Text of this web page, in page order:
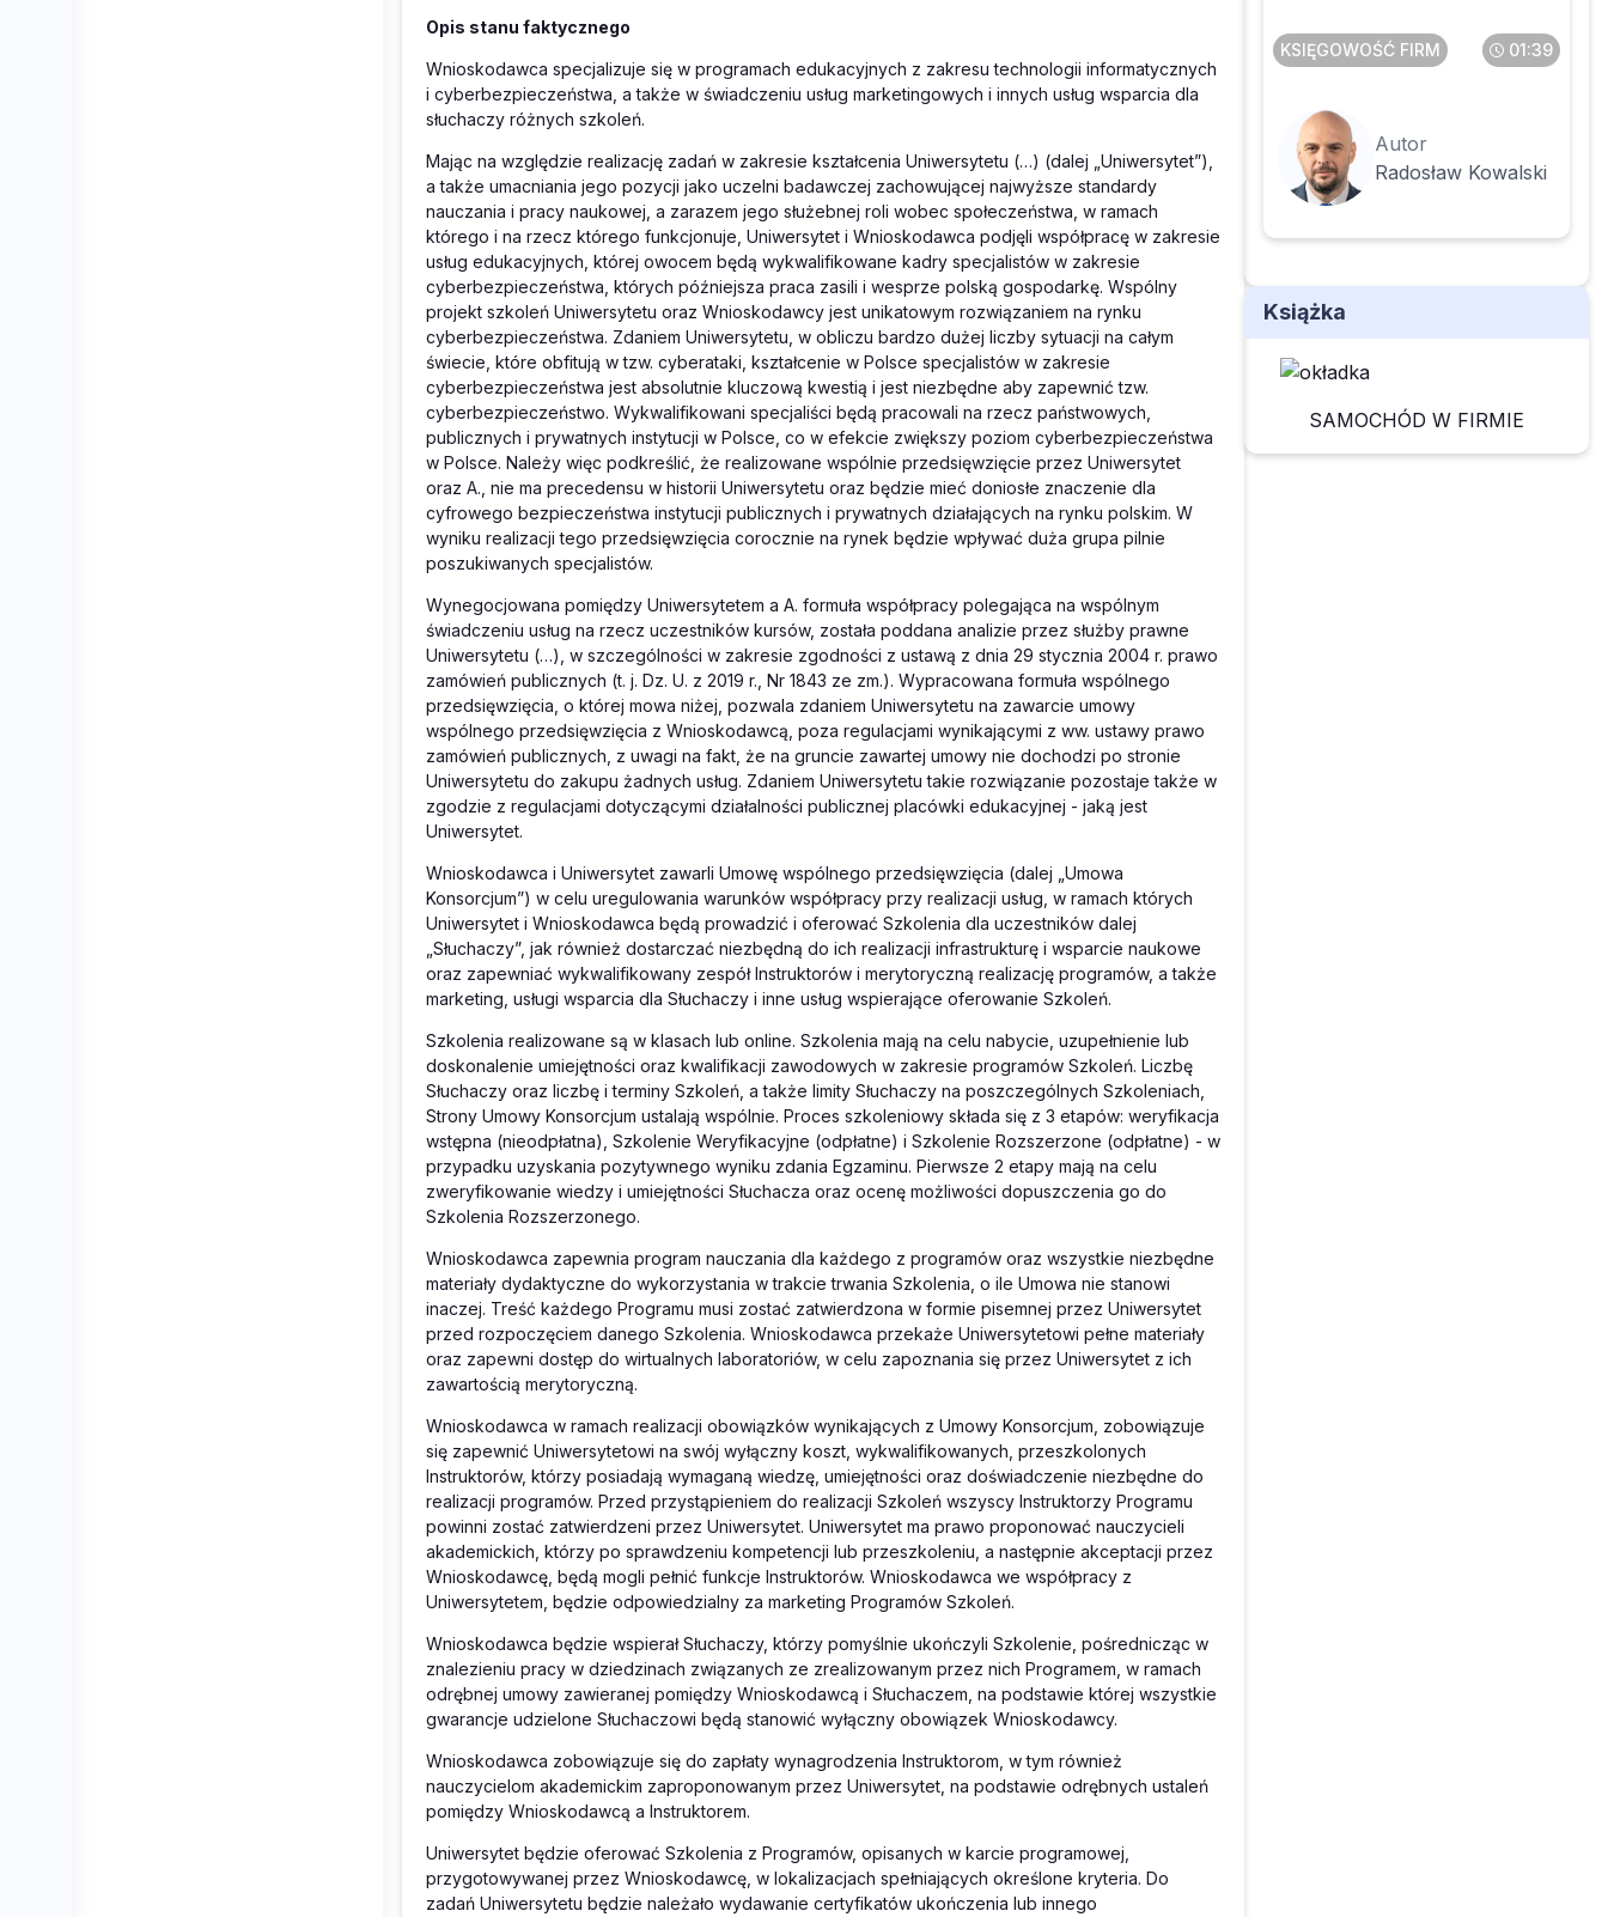
Opis stanu faktycznego
Wnioskodawca specjalizuje się w programach edukacyjnych z zakresu technologii informatycznych
i cyberbezpieczeństwa, a także w świadczeniu usług marketingowych i innych usług wsparcia dla
słuchaczy różnych szkoleń.
Mając na względzie realizację zadań w zakresie kształcenia Uniwersytetu (…) (dalej „Uniwersytet”),
a także umacniania jego pozycji jako uczelni badawczej zachowującej najwyższe standardy
nauczania i pracy naukowej, a zarazem jego służebnej roli wobec społeczeństwa, w ramach
którego i na rzecz którego funkcjonuje, Uniwersytet i Wnioskodawca podjęli współpracę w zakresie
usług edukacyjnych, której owocem będą wykwalifikowane kadry specjalistów w zakresie
cyberbezpieczeństwa, których późniejsza praca zasili i wesprze polską gospodarkę. Wspólny
projekt szkoleń Uniwersytetu oraz Wnioskodawcy jest unikatowym rozwiązaniem na rynku
cyberbezpieczeństwa. Zdaniem Uniwersytetu, w obliczu bardzo dużej liczby sytuacji na całym
świecie, które obfitują w tzw. cyberataki, kształcenie w Polsce specjalistów w zakresie
cyberbezpieczeństwa jest absolutnie kluczową kwestią i jest niezbędne aby zapewnić tzw.
cyberbezpieczeństwo. Wykwalifikowani specjaliści będą pracowali na rzecz państwowych,
publicznych i prywatnych instytucji w Polsce, co w efekcie zwiększy poziom cyberbezpieczeństwa
w Polsce. Należy więc podkreślić, że realizowane wspólnie przedsięwzięcie przez Uniwersytet
oraz A., nie ma precedensu w historii Uniwersytetu oraz będzie mieć doniosłe znaczenie dla
cyfrowego bezpieczeństwa instytucji publicznych i prywatnych działających na rynku polskim. W
wyniku realizacji tego przedsięwzięcia corocznie na rynek będzie wpływać duża grupa pilnie
poszukiwanych specjalistów.
Wynegocjowana pomiędzy Uniwersytetem a A. formuła współpracy polegająca na wspólnym
świadczeniu usług na rzecz uczestników kursów, została poddana analizie przez służby prawne
Uniwersytetu (…), w szczególności w zakresie zgodności z ustawą z dnia 29 stycznia 2004 r. prawo
zamówień publicznych (t. j. Dz. U. z 2019 r., Nr 1843 ze zm.). Wypracowana formuła wspólnego
przedsięwzięcia, o której mowa niżej, pozwala zdaniem Uniwersytetu na zawarcie umowy
wspólnego przedsięwzięcia z Wnioskodawcą, poza regulacjami wynikającymi z ww. ustawy prawo
zamówień publicznych, z uwagi na fakt, że na gruncie zawartej umowy nie dochodzi po stronie
Uniwersytetu do zakupu żadnych usług. Zdaniem Uniwersytetu takie rozwiązanie pozostaje także w
zgodzie z regulacjami dotyczącymi działalności publicznej placówki edukacyjnej - jaką jest
Uniwersytet.
Wnioskodawca i Uniwersytet zawarli Umowę wspólnego przedsięwzięcia (dalej „Umowa
Konsorcjum”) w celu uregulowania warunków współpracy przy realizacji usług, w ramach których
Uniwersytet i Wnioskodawca będą prowadzić i oferować Szkolenia dla uczestników dalej
„Słuchaczy”, jak również dostarczać niezbędną do ich realizacji infrastrukturę i wsparcie naukowe
oraz zapewniać wykwalifikowany zespół Instruktorów i merytoryczną realizację programów, a także
marketing, usługi wsparcia dla Słuchaczy i inne usług wspierające oferowanie Szkoleń.
Szkolenia realizowane są w klasach lub online. Szkolenia mają na celu nabycie, uzupełnienie lub
doskonalenie umiejętności oraz kwalifikacji zawodowych w zakresie programów Szkoleń. Liczbę
Słuchaczy oraz liczbę i terminy Szkoleń, a także limity Słuchaczy na poszczególnych Szkoleniach,
Strony Umowy Konsorcjum ustalają wspólnie. Proces szkoleniowy składa się z 3 etapów: weryfikacja
wstępna (nieodpłatna), Szkolenie Weryfikacyjne (odpłatne) i Szkolenie Rozszerzone (odpłatne) - w
przypadku uzyskania pozytywnego wyniku zdania Egzaminu. Pierwsze 2 etapy mają na celu
zweryfikowanie wiedzy i umiejętności Słuchacza oraz ocenę możliwości dopuszczenia go do
Szkolenia Rozszerzonego.
Wnioskodawca zapewnia program nauczania dla każdego z programów oraz wszystkie niezbędne
materiały dydaktyczne do wykorzystania w trakcie trwania Szkolenia, o ile Umowa nie stanowi
inaczej. Treść każdego Programu musi zostać zatwierdzona w formie pisemnej przez Uniwersytet
przed rozpoczęciem danego Szkolenia. Wnioskodawca przekaże Uniwersytetowi pełne materiały
oraz zapewni dostęp do wirtualnych laboratoriów, w celu zapoznania się przez Uniwersytet z ich
zawartością merytoryczną.
Wnioskodawca w ramach realizacji obowiązków wynikających z Umowy Konsorcjum, zobowiązuje
się zapewnić Uniwersytetowi na swój wyłączny koszt, wykwalifikowanych, przeszkolonych
Instruktorów, którzy posiadają wymaganą wiedzę, umiejętności oraz doświadczenie niezbędne do
realizacji programów. Przed przystąpieniem do realizacji Szkoleń wszyscy Instruktorzy Programu
powinni zostać zatwierdzeni przez Uniwersytet. Uniwersytet ma prawo proponować nauczycieli
akademickich, którzy po sprawdzeniu kompetencji lub przeszkoleniu, a następnie akceptacji przez
Wnioskodawcę, będą mogli pełnić funkcje Instruktorów. Wnioskodawca we współpracy z
Uniwersytetem, będzie odpowiedzialny za marketing Programów Szkoleń.
Wnioskodawca będzie wspierał Słuchaczy, którzy pomyślnie ukończyli Szkolenie, pośrednicząc w
znalezieniu pracy w dziedzinach związanych ze zrealizowanym przez nich Programem, w ramach
odrębnej umowy zawieranej pomiędzy Wnioskodawcą i Słuchaczem, na podstawie której wszystkie
gwarancje udzielone Słuchaczowi będą stanowić wyłączny obowiązek Wnioskodawcy.
Wnioskodawca zobowiązuje się do zapłaty wynagrodzenia Instruktorom, w tym również
nauczycielom akademickim zaproponowanym przez Uniwersytet, na podstawie odrębnych ustaleń
pomiędzy Wnioskodawcą a Instruktorem.
Uniwersytet będzie oferować Szkolenia z Programów, opisanych w karcie programowej,
przygotowywanej przez Wnioskodawcę, w lokalizacjach spełniających określone kryteria. Do
zadań Uniwersytetu będzie należało wydawanie certyfikatów ukończenia lub innego
początku kolejnego
KSIĘGOWOŚĆ FIRM 01:39
Autor
Radosław Kowalski
Książka
SAMOCHÓD W FIRMIE